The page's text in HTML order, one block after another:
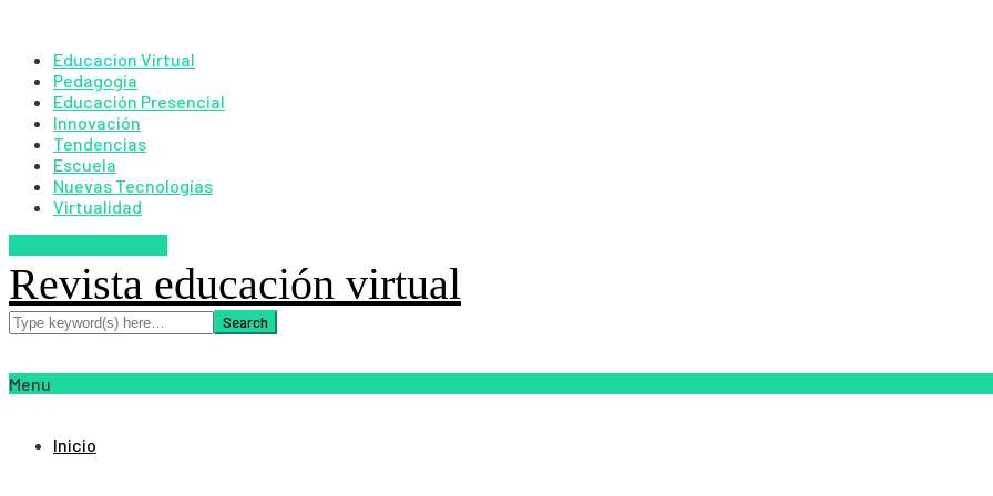
Educacion Virtual
Pedagogía
Educación Presencial
Innovación
Tendencias
Escuela
Nuevas Tecnologías
Virtualidad
Revista educación virtual
Menu
Inicio